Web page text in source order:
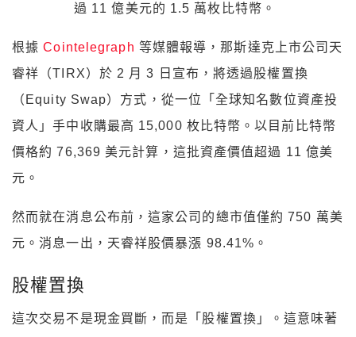
過 11 億美元的 1.5 萬枚比特幣。
根據Cointelegraph 等媒體報導，那斯達克上市公司天
睿祥（TIRX）於 2 月 3 日宣布，將透過股權置換
（Equity Swap）方式，從一位「全球知名數位資產投
資人」手中收購最高 15,000 枚比特幣。以目前比特幣
價格約 76,369 美元計算，這批資產價值超過 11 億美
元。
然而就在消息公布前，這家公司的總市值僅約 750 萬美
元。消息一出，天睿祥股價暴漲 98.41%。
股權置換
這次交易不是現金買斷，而是「股權置換」。這意味著